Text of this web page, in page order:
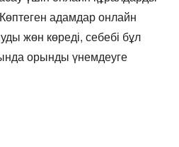
адамдар онлайн
жөн көреді, себебі бұл
орынды үнемдеуге